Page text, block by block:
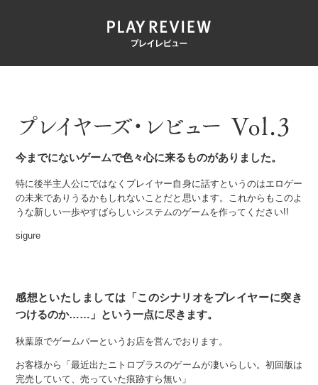
今までにないゲームで色々心に来るものがありました。
特に後半主人公にではなくプレイヤー自身に話すというのはエロゲー
の未来でありうるかもしれないことだと思います。これからもこのよ
うな新しい一歩やすばらしいシステムのゲームを作ってください!!
sigure
感想といたしましては「このシナリオをプレイヤーに突き
つけるのか……」という一点に尽きます。
秋葉原でゲームバーというお店を営んでおります。
お客様から「最近出たニトロプラスのゲームが凄いらしい。初回版は
完売していて、売っていた痕跡すら無い」